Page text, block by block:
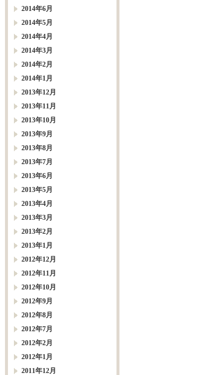
2014年6月
2014年5月
2014年4月
2014年3月
2014年2月
2014年1月
2013年12月
2013年11月
2013年10月
2013年9月
2013年8月
2013年7月
2013年6月
2013年5月
2013年4月
2013年3月
2013年2月
2013年1月
2012年12月
2012年11月
2012年10月
2012年9月
2012年8月
2012年7月
2012年2月
2012年1月
2011年12月